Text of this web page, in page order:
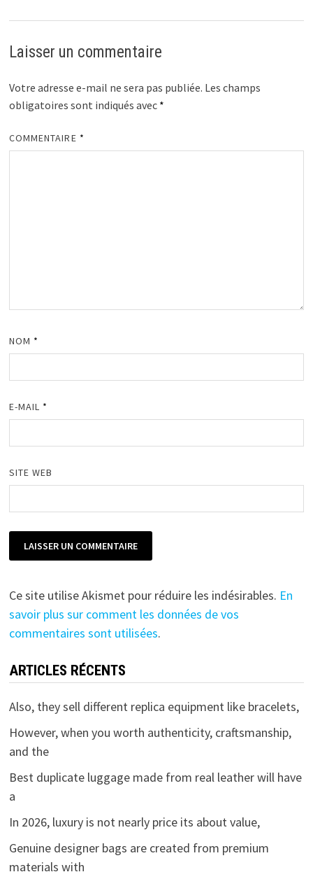
Laisser un commentaire
Votre adresse e-mail ne sera pas publiée. Les champs
obligatoires sont indiqués avec *
COMMENTAIRE *
NOM *
E-MAIL *
SITE WEB
Ce site utilise Akismet pour réduire les indésirables. En
savoir plus sur comment les données de vos
commentaires sont utilisées.
ARTICLES RÉCENTS
Also, they sell different replica equipment like bracelets,
However, when you worth authenticity, craftsmanship,
and the
Best duplicate luggage made from real leather will have
a
In 2026, luxury is not nearly price its about value,
Genuine designer bags are created from premium
materials with